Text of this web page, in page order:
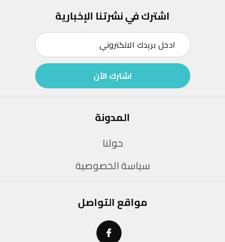
اشترك في نشرتنا الإخبارية
اشترك الآن
المدونة
حولنا
سياسة الخصوصية
مواقع التواصل